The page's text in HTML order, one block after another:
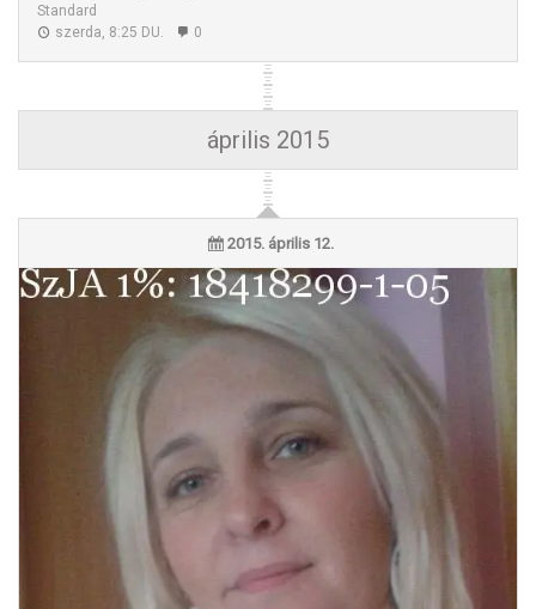
Standard
szerda, 8:25 DU.
0
április 2015
2015. április 12.